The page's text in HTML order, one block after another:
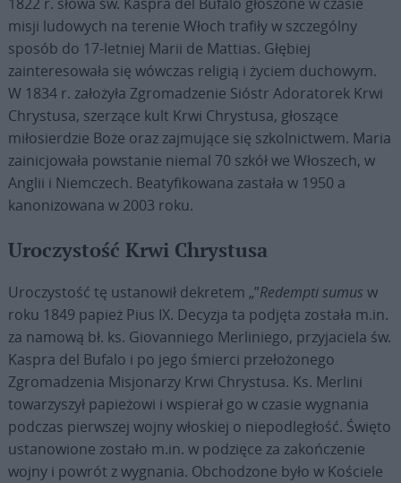
1822 r. słowa św. Kaspra del Bufalo głoszone w czasie
misji ludowych na terenie Włoch trafiły w szczególny
sposób do 17-letniej Marii de Mattias. Głębiej
zainteresowała się wówczas religią i życiem duchowym.
W 1834 r. założyła Zgromadzenie Sióstr Adoratorek Krwi
Chrystusa, szerzące kult Krwi Chrystusa, głoszące
miłosierdzie Boże oraz zajmujące się szkolnictwem. Maria
zainicjowała powstanie niemal 70 szkół we Włoszech, w
Anglii i Niemczech. Beatyfikowana zastała w 1950 a
kanonizowana w 2003 roku.
Uroczystość Krwi Chrystusa
Uroczystość tę ustanowił dekretem „”Redempti sumus w
roku 1849 papież Pius IX. Decyzja ta podjęta została m.in.
za namową bł. ks. Giovanniego Merliniego, przyjaciela św.
Kaspra del Bufalo i po jego śmierci przełożonego
Zgromadzenia Misjonarzy Krwi Chrystusa. Ks. Merlini
towarzyszył papieżowi i wspierał go w czasie wygnania
podczas pierwszej wojny włoskiej o niepodległość. Święto
ustanowione zostało m.in. w podzięce za zakończenie
wojny i powrót z wygnania. Obchodzone było w Kościele